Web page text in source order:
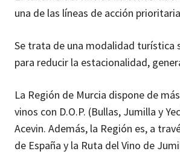
una de las líneas de acción
Se trata de una modalidad turística
para reducir la estacionalidad,
La Región de Murcia dispone de
vinos con D.O.P. (Bullas, Jumilla y
Acevin. Además, la Región es, a
de España y la Ruta del Vino de